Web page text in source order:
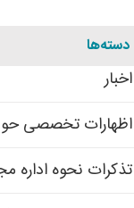
دسته‌ها
اخبار
اظهارات تخصصی
تذکرات نحوه اداره